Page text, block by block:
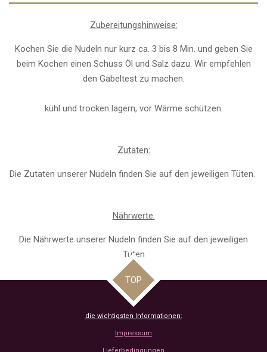
Zubereitungshinweise:
Kochen Sie die Nudeln nur kurz ca. 3 bis 8 Min. und geben Sie
beim Kochen einen Schuss Öl und Salz dazu. Wir empfehlen
den Gabeltest zu machen.
kühl und trocken lagern, vor Wärme schützen.
Zutaten:
Die Zutaten unserer Nudeln finden Sie auf den jeweiligen Tüten.
Nährwerte:
Die Nährwerte unserer Nudeln finden Sie auf den jeweiligen
Tüten
TOP
die wichtigsten Informationen:
Impressum